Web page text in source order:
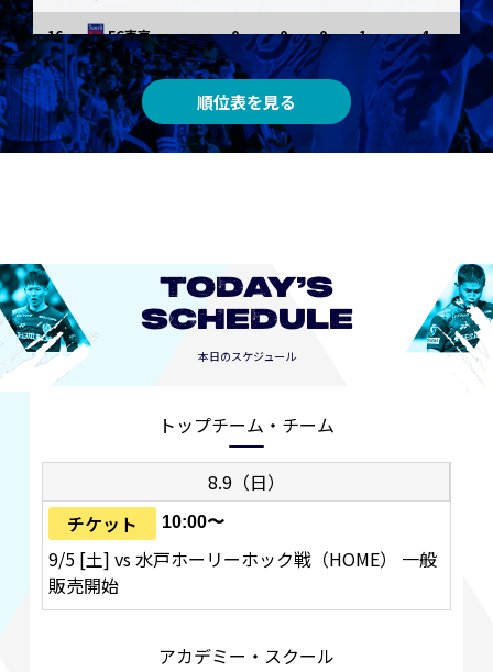
16 FC東京 0 0 0 1 -4
東京Ｖ 0 0 0 0
川崎Ｆ 0 0 0 0 0
順位表を見る
TODAY’S
SCHEDULE
本日のスケジュール
トップチーム・チーム
8.9（日）
チケット
10:00〜
9/5 [土] vs 水戸ホーリーホック戦（HOME） 一般
販売開始
アカデミー・スクール